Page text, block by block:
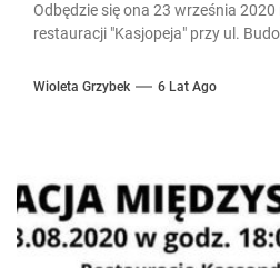
Odbędzie się ona 23 września
restauracji "Kasjopeja" przy ul.
Wioleta Grzybek 6 Lat Ago